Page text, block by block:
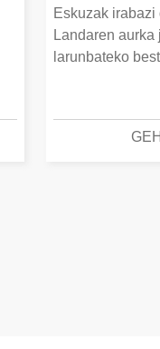
Eskuzak irabazi
Landaren aurka
larunbateko